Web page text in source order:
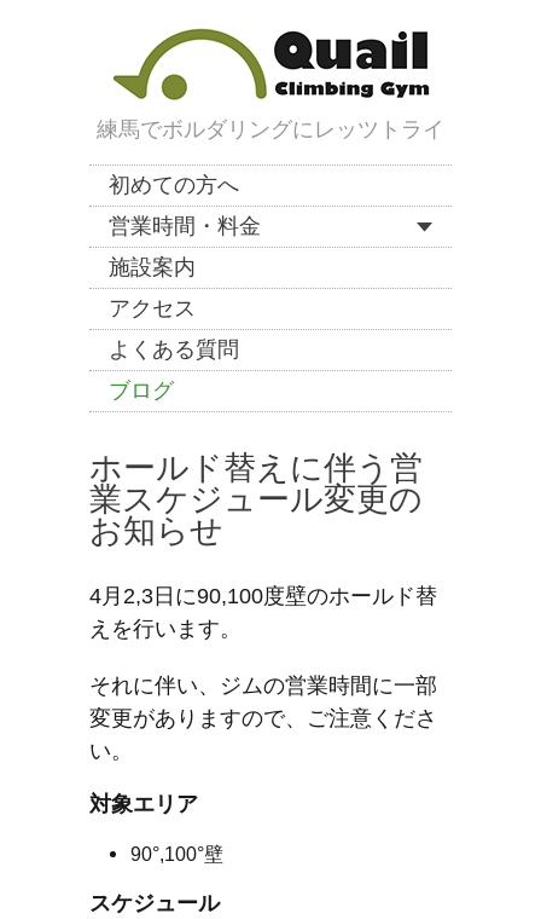
練馬でボルダリングにレッツトライ
初めての方へ
営業時間・料金
施設案内
アクセス
よくある質問
ブログ
ホールド替えに伴う営
業スケジュール変更の
お知らせ
4月2,3日に90,100度壁のホールド替
えを行います。
それに伴い、ジムの営業時間に一部
変更がありますので、ご注意くださ
い。
対象エリア
90°,100°壁
スケジュール